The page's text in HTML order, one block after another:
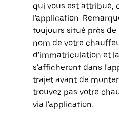
qui vous est attribué,
l'application.
toujours situé près de
nom de votre
d'immatriculation et
s'afficheront dans
trajet avant de
trouvez pas votre
via l'application.